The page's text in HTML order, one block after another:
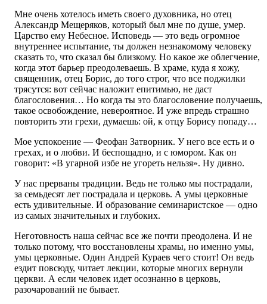
Мне очень хотелось иметь своего духовника, но отец
Александр Мещеряков, который был мне по душе, умер.
Царство ему Небесное. Исповедь — это ведь огромное
внутреннее испытание, ты должен незнакомому человеку
сказать то, что сказал бы близкому. Но какое же облегчение,
когда этот барьер преодолеваешь. В храме, куда я хожу,
священник, отец Борис, до того строг, что все поджилки
трясутся: вот сейчас наложит епитимью, не даст
благословения… Но когда ты это благословение получаешь,
такое освобождение, невероятное. И уже впредь страшно
повторить эти грехи, думаешь: ой, к отцу Борису попаду…
Мое успокоение — Феофан Затворник. У него все есть и о
грехах, и о любви. И беспощадно, и с юмором. Как он
говорит: «В угарной избе не угореть нельзя». Ну дивно.
У нас прерваны традиции. Ведь не только мы пострадали,
за семьдесят лет пострадала и церковь. А умы церковные
есть удивительные. И образование семинаристское — одно
из самых значительных и глубоких.
Неготовность наша сейчас все же почти преодолена. И не
только потому, что восстановлены храмы, но именно умы,
умы церковные. Один Андрей Кураев чего стоит! Он ведь
ездит повсюду, читает лекции, которые многих вернули
церкви. А если человек идет осознанно в церковь,
разочарований не бывает.